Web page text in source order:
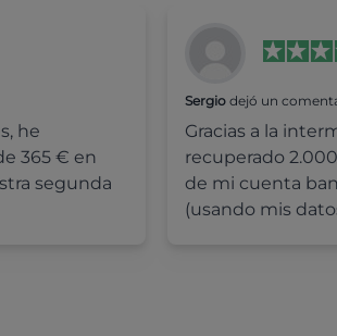
he
365 € en
segunda
Sergiodejó un
Gracias a la
recuperado
de mi cuenta
(usando mis